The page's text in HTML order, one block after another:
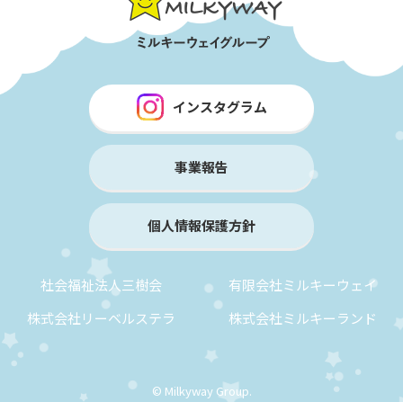
インスタグラム
事業報告
個人情報保護方針
社会福祉法人三樹会
有限会社ミルキーウェイ
株式会社リーベルステラ
株式会社ミルキーランド
© Milkyway Group.